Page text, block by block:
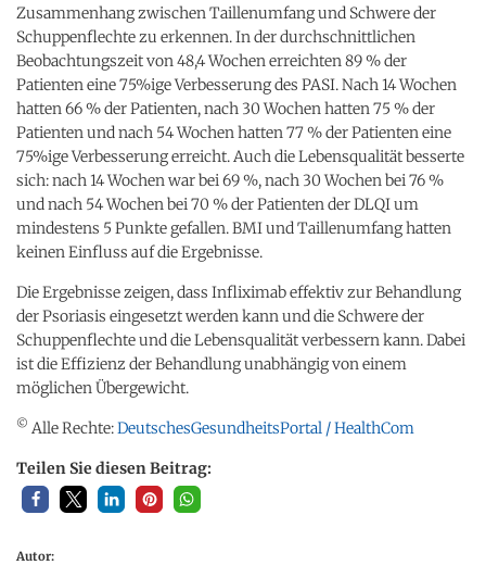
Zusammenhang zwischen Taillenumfang und Schwere der
Schuppenflechte zu erkennen. In der durchschnittlichen
Beobachtungszeit von 48,4 Wochen erreichten 89 % der
Patienten eine 75%ige Verbesserung des PASI. Nach 14 Wochen
hatten 66 % der Patienten, nach 30 Wochen hatten 75 % der
Patienten und nach 54 Wochen hatten 77 % der Patienten eine
75%ige Verbesserung erreicht. Auch die Lebensqualität besserte
sich: nach 14 Wochen war bei 69 %, nach 30 Wochen bei 76 %
und nach 54 Wochen bei 70 % der Patienten der DLQI um
mindestens 5 Punkte gefallen. BMI und Taillenumfang hatten
keinen Einfluss auf die Ergebnisse.
Die Ergebnisse zeigen, dass Infliximab effektiv zur Behandlung
der Psoriasis eingesetzt werden kann und die Schwere der
Schuppenflechte und die Lebensqualität verbessern kann. Dabei
ist die Effizienz der Behandlung unabhängig von einem
möglichen Übergewicht.
© Alle Rechte:DeutschesGesundheitsPortal / HealthCom
Teilen Sie diesen Beitrag:
Autor: